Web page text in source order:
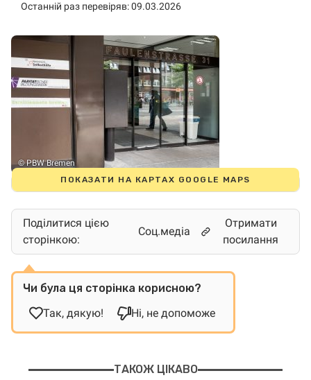
Останній раз перевіряв: 09.03.2026
© PBW Bremen
ПОКАЗАТИ НА КАРТАХ GOOGLE MAPS
Поділитися цією
сторінкою:
Соц.медіа
Отримати
посилання
Чи була ця сторінка корисною?
Так, дякую!
Ні, не допоможе
ТАКОЖ ЦІКАВО